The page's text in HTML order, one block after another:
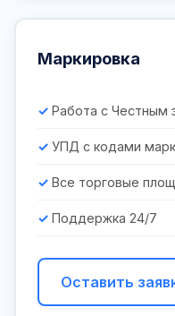
Маркировка
Работа с Честным
УПД с кодами
Все торговые
Поддержка 24/7
Оставить